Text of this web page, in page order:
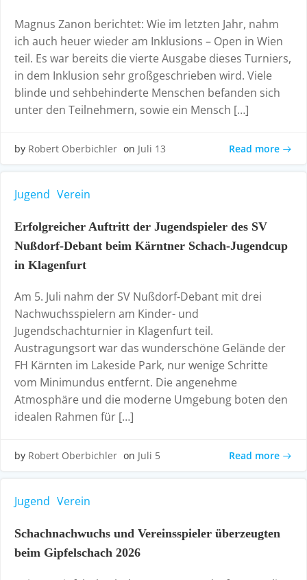
Magnus Zanon berichtet: Wie im letzten Jahr, nahm
ich auch heuer wieder am Inklusions – Open in Wien
teil. Es war bereits die vierte Ausgabe dieses Turniers,
in dem Inklusion sehr großgeschrieben wird. Viele
blinde und sehbehinderte Menschen befanden sich
unter den Teilnehmern, sowie ein Mensch […]
by Robert Oberbichler on Juli 13 Read more
Jugend Verein
Erfolgreicher Auftritt der Jugendspieler des SV
Nußdorf-Debant beim Kärntner Schach-Jugendcup
in Klagenfurt
Am 5. Juli nahm der SV Nußdorf-Debant mit drei
Nachwuchsspielern am Kinder- und
Jugendschachturnier in Klagenfurt teil.
Austragungsort war das wunderschöne Gelände der
FH Kärnten im Lakeside Park, nur wenige Schritte
vom Minimundus entfernt. Die angenehme
Atmosphäre und die moderne Umgebung boten den
idealen Rahmen für […]
by Robert Oberbichler on Juli 5 Read more
Jugend Verein
Schachnachwuchs und Vereinsspieler überzeugten
beim Gipfelschach 2026